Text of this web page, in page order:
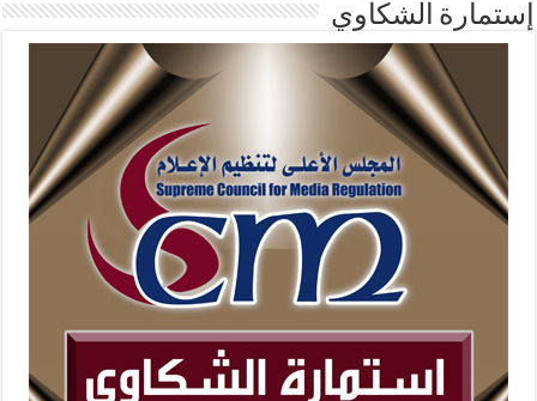
إستمارة الشكاوي